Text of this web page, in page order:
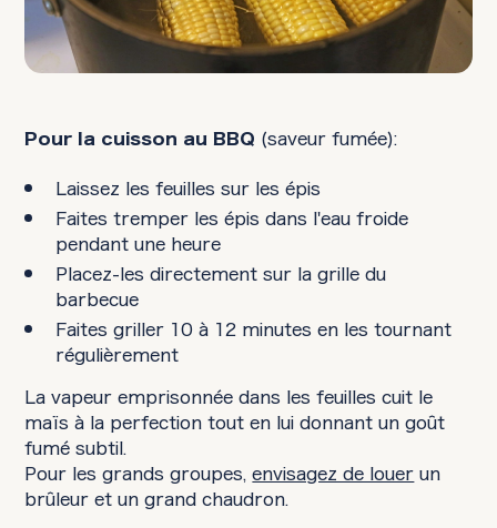
Pour la cuisson au BBQ (saveur fumée):
Laissez les feuilles sur les épis
Faites tremper les épis dans l'eau froide
pendant une heure
Placez-les directement sur la grille du
barbecue
Faites griller 10 à 12 minutes en les tournant
régulièrement
La vapeur emprisonnée dans les feuilles cuit le
maïs à la perfection tout en lui donnant un goût
fumé subtil.
Pour les grands groupes,envisagez de louerun
brûleur et un grand chaudron.